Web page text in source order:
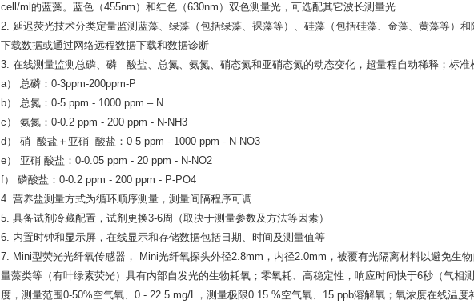
cell/ml的蓝藻。蓝色（455nm）和红色（630nm）双色测量光，可选配其它波长测量光
2. 延迟荧光技术分类定量监测蓝藻、绿藻（包括绿藻、裸藻等）、硅藻（包括硅藻、金藻、黄藻等）
下载数据或通过网络远程数据下载和数据诊断
3. 在线测量监测总磷、磷 酸盐、总氮、氨氮、硝态氮和亚硝态氮的动态变化，超量程自动稀释；标准
a） 总磷：0-3ppm-200ppm-P
b） 总氮：0-5 ppm - 1000 ppm – N
c） 氨氮：0-0.2 ppm - 200 ppm - N-NH3
d） 硝 酸盐＋亚硝 酸盐：0-5 ppm - 1000 ppm - N-NO3
e） 亚硝 酸盐：0-0.05 ppm - 20 ppm - N-NO2
f） 磷酸盐：0-0.2 ppm - 200 ppm - P-PO4
4. 营养盐测量方式为循环顺序测量，测量间隔程序可调
5. 具备试剂冷藏配置，试剂更换3-6周（取决于测量参数及方法等因素）
6. 内置时钟和显示屏，在线显示和存储数据包括日期、时间及测量值等
7. Mini型荧光光纤氧传感器， Mini光纤氧探头外径2.8mm，内径2.0mm，被覆有光隔离材料以避免生
量藻类等（有叶绿素荧光）具有内部自发光的生物耗氧；零氧耗、高稳定性，响应时间快于6秒（气相
度，测量范围0-50%空气氧、0 - 22.5 mg/L，测量极限0.15 %空气氧、15 ppb溶解氧；氧浓度在线温度